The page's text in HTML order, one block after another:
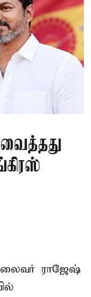
ராஜேஷ்